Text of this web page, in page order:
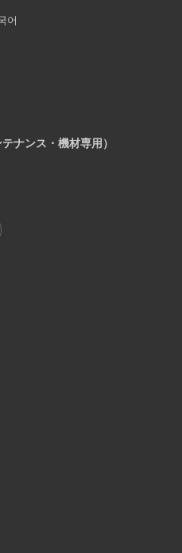
어
テナンス・機材専用）